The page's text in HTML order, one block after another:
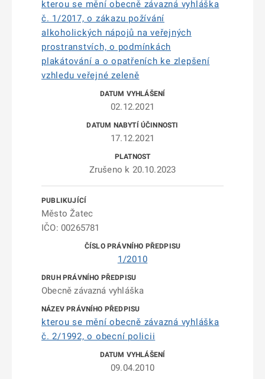
kterou se mění obecně závazná vyhláška
č. 1/2017, o zákazu požívání
alkoholických nápojů na veřejných
prostranstvích, o podmínkách
plakátování a o opatřeních ke zlepšení
vzhledu veřejné zeleně
02.12.2021
17.12.2021
Zrušeno k 20.10.2023
Město Žatec
IČO: 00265781
1/2010
Obecně závazná vyhláška
kterou se mění obecně závazná vyhláška
č. 2/1992, o obecní policii
09.04.2010